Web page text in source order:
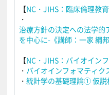
【NC・JIHS：臨床倫理教
・
治療方針の決定への法学
を中心に- 《講師：一家 綱邦
【NC・JIHS：バイオイン
・ バイオインフォマティク
・ 統計学の基礎理論① 仮説